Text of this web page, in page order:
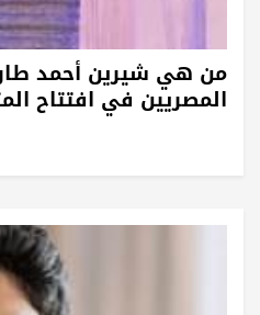
من هي شيرين أحمد
المصريين في افتتاح